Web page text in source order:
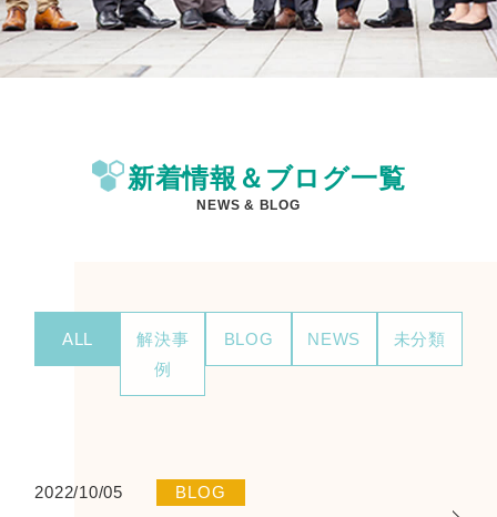
新着情報＆ブログ一覧
NEWS & BLOG
ALL
解決事
例
BLOG NEWS 未分類
2022/10/05
BLOG